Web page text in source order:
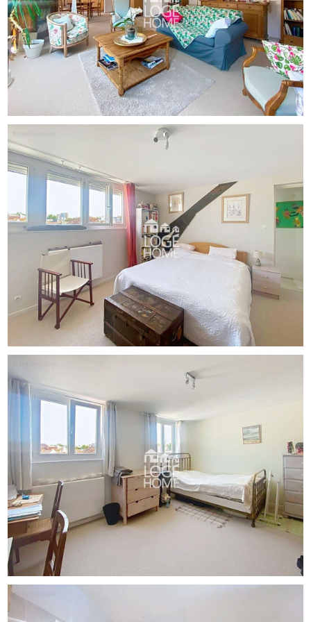
Deux places de parking sont également proposées en sus
du prix de vente !
La taxe foncière est de 2 190?
Les charges sont de 102 ? / mois
Pas de procédure en cours
Ne laissez pas passer cette opportunité. Pour plus d?
informations ou pour organiser une visite, contactez
Arthur Boulnois au o6 86 61 90 27.
Les informations sur les risques auxquels ce bien est
exposé sont disponibles sur le site Géorisques :
www.georisques.gouv.fr.